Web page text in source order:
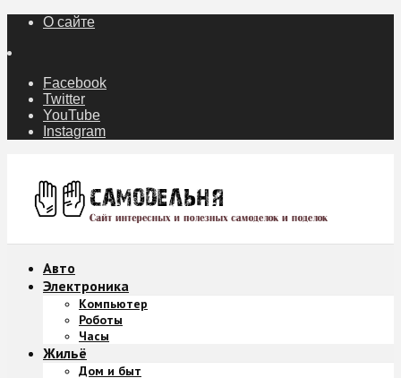
О сайте
Facebook
Twitter
YouTube
Instagram
Авто
Электроника
Компьютер
Роботы
Часы
Жильё
Дом и быт